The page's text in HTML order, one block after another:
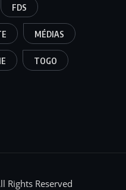
FDS
MÉDIAS
TOGO
Rights Reserved